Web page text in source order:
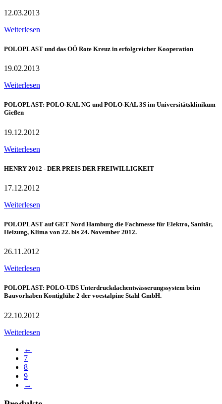
12.03.2013
Weiterlesen
POLOPLAST und das OÖ Rote Kreuz in erfolgreicher Kooperation
19.02.2013
Weiterlesen
POLOPLAST: POLO-KAL NG und POLO-KAL 3S im Universitätsklinikum
Gießen
19.12.2012
Weiterlesen
HENRY 2012 - DER PREIS DER FREIWILLIGKEIT
17.12.2012
Weiterlesen
POLOPLAST auf GET Nord Hamburg die Fachmesse für Elektro, Sanitär,
Heizung, Klima von 22. bis 24. November 2012.
26.11.2012
Weiterlesen
POLOPLAST: POLO-UDS Unterdruckdachentwässerungssystem beim
Bauvorhaben Kontiglühe 2 der voestalpine Stahl GmbH.
22.10.2012
Weiterlesen
←
7
8
9
→